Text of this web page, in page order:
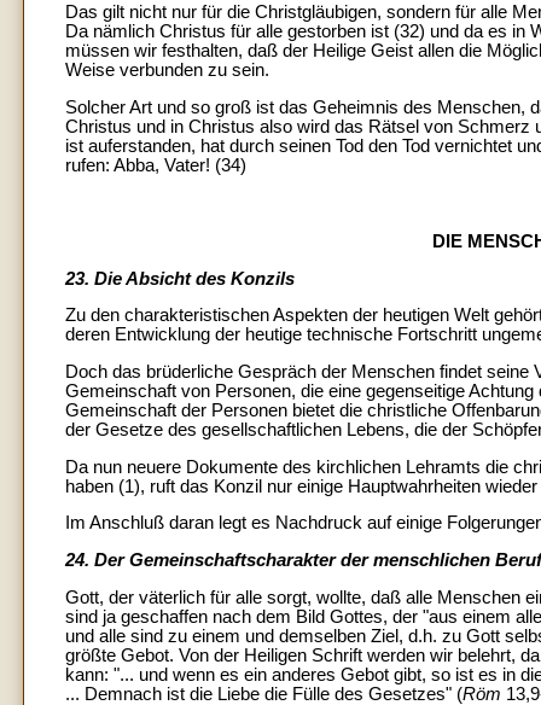
Das gilt nicht nur für die Christgläubigen, sondern für alle
Da nämlich Christus für alle gestorben ist (32) und da es in
müssen wir festhalten, daß der Heilige Geist allen die
Weise verbunden zu sein.
Solcher Art und so groß ist das Geheimnis des Menschen,
Christus und in Christus also wird das Rätsel von Schmerz
ist auferstanden, hat durch seinen Tod den Tod vernichtet
rufen: Abba, Vater! (34)
DIE
23. Die Absicht des Konzils
Zu den charakteristischen Aspekten der heutigen Welt
deren Entwicklung der heutige technische Fortschritt
Doch das brüderliche Gespräch der Menschen findet seine
Gemeinschaft von Personen, die eine gegenseitige
Gemeinschaft der Personen bietet die christliche
der Gesetze des gesellschaftlichen Lebens, die der
Da nun neuere Dokumente des kirchlichen Lehramts die
haben (1), ruft das Konzil nur einige Hauptwahrheiten
Im Anschluß daran legt es Nachdruck auf einige
24. Der Gemeinschaftscharakter der menschlichen
Gott, der väterlich für alle sorgt, wollte, daß alle Menschen
sind ja geschaffen nach dem Bild Gottes, der "aus einem
und alle sind zu einem und demselben Ziel, d.h. zu Gott
größte Gebot. Von der Heiligen Schrift werden wir belehrt,
kann: "... und wenn es ein anderes Gebot gibt, so ist es in
... Demnach ist die Liebe die Fülle des Gesetzes" (Röm